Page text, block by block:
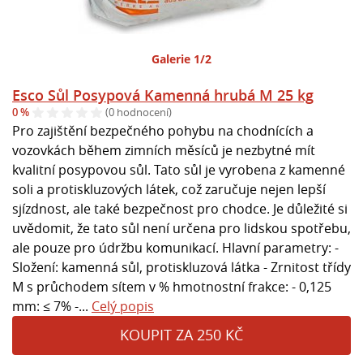
Galerie 1/2
Esco Sůl Posypová Kamenná hrubá M 25 kg
0 % (0 hodnocení)
Pro zajištění bezpečného pohybu na chodnících a
vozovkách během zimních měsíců je nezbytné mít
kvalitní posypovou sůl. Tato sůl je vyrobena z kamenné
soli a protiskluzových látek, což zaručuje nejen lepší
sjízdnost, ale také bezpečnost pro chodce. Je důležité si
uvědomit, že tato sůl není určena pro lidskou spotřebu,
ale pouze pro údržbu komunikací. Hlavní parametry: -
Složení: kamenná sůl, protiskluzová látka - Zrnitost třídy
M s průchodem sítem v % hmotnostní frakce: - 0,125
mm: ≤ 7% -... Celý popis
KOUPIT ZA 250 KČ